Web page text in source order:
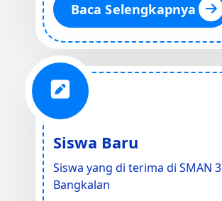
Baca Selengkapnya
Siswa Baru
Siswa yang di terima di SMAN 3
Bangkalan